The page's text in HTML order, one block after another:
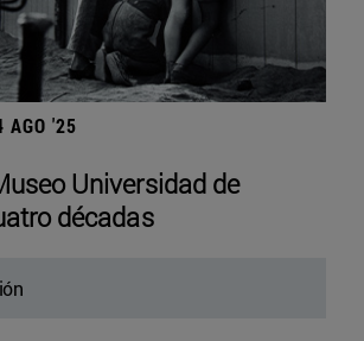
'25
Universidad de
décadas